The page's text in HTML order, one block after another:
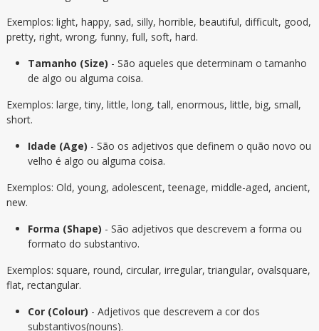
Exemplos: light, happy, sad, silly, horrible, beautiful, difficult, good,
pretty, right, wrong, funny, full, soft, hard.
Tamanho (Size) - São aqueles que determinam o tamanho
de algo ou alguma coisa.
Exemplos: large, tiny, little, long, tall, enormous, little, big, small,
short.
Idade (Age) - São os adjetivos que definem o quão novo ou
velho é algo ou alguma coisa.
Exemplos: Old, young, adolescent, teenage, middle-aged, ancient,
new.
Forma (Shape) - São adjetivos que descrevem a forma ou
formato do substantivo.
Exemplos: square, round, circular, irregular, triangular, ovalsquare,
flat, rectangular.
Cor (Colour) - Adjetivos que descrevem a cor dos
substantivos(nouns).